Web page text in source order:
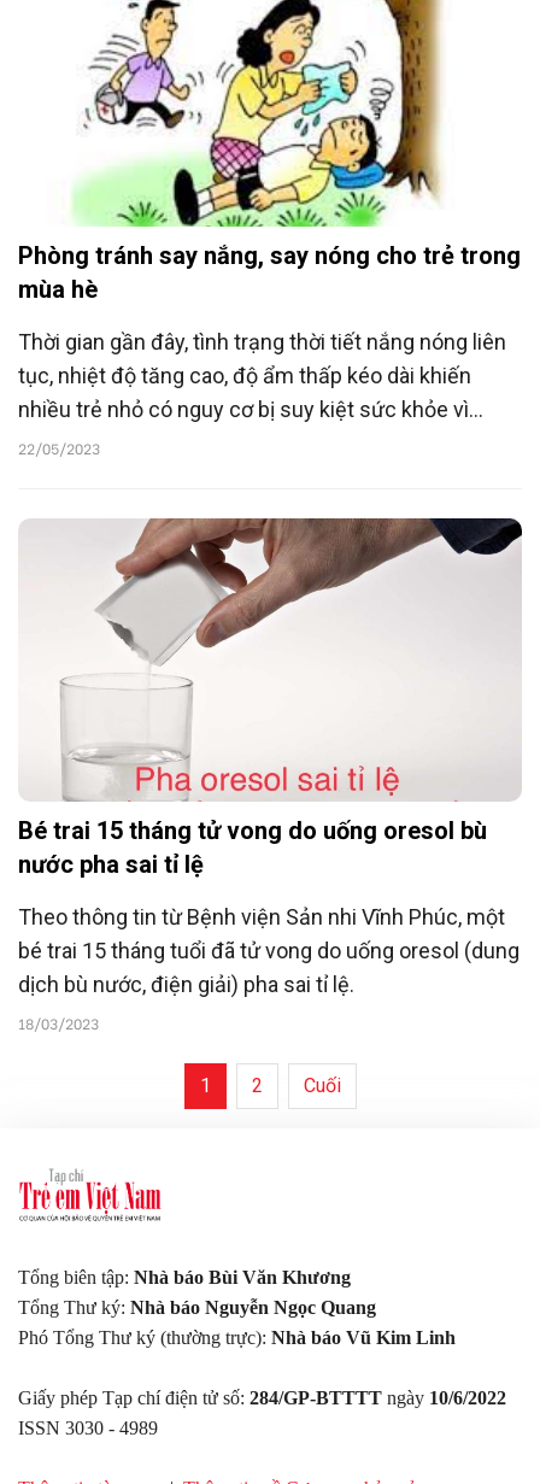
Phòng tránh say nắng, say nóng cho trẻ trong
mùa hè
Thời gian gần đây, tình trạng thời tiết nắng nóng liên
tục, nhiệt độ tăng cao, độ ẩm thấp kéo dài khiến
nhiều trẻ nhỏ có nguy cơ bị suy kiệt sức khỏe vì
nóng, thậm chí say nắng.
22/05/2023
Bé trai 15 tháng tử vong do uống oresol bù
nước pha sai tỉ lệ
Theo thông tin từ Bệnh viện Sản nhi Vĩnh Phúc, một
bé trai 15 tháng tuổi đã tử vong do uống oresol (dung
dịch bù nước, điện giải) pha sai tỉ lệ.
18/03/2023
1 2 Cuối
Tổng biên tập: Nhà báo Bùi Văn Khương
Tổng Thư ký: Nhà báo Nguyễn Ngọc Quang
Phó Tổng Thư ký (thường trực): Nhà báo Vũ Kim Linh
Giấy phép Tạp chí điện tử số: 284/GP-BTTTT ngày 10/6/2022
ISSN 3030 - 4989